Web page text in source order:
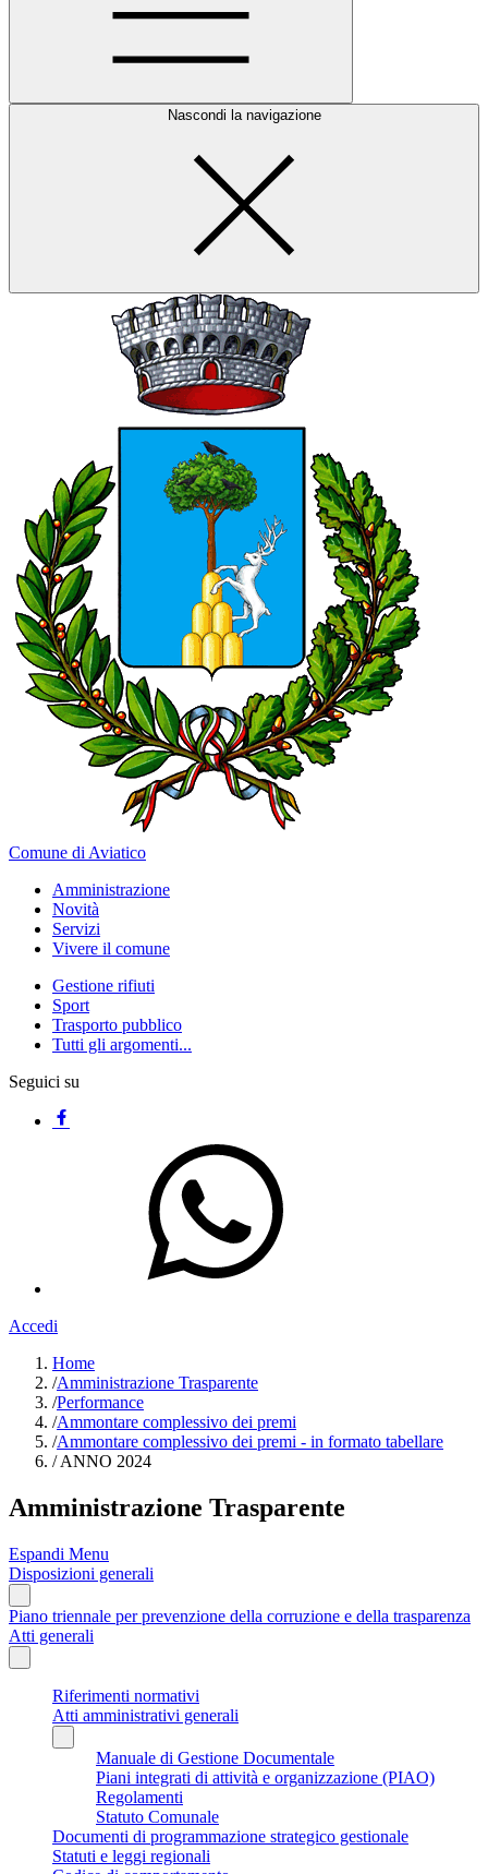
Nascondi la navigazione
Comune di Aviatico
Amministrazione
Novità
Servizi
Vivere il comune
Gestione rifiuti
Sport
Trasporto pubblico
Tutti gli argomenti...
Seguici su
Accedi
Home
/Amministrazione Trasparente
/Performance
/Ammontare complessivo dei premi
/Ammontare complessivo dei premi - in formato tabellare
/ANNO 2024
Amministrazione Trasparente
Espandi Menu
Disposizioni generali
Piano triennale per prevenzione della corruzione e della trasparenza
Atti generali
Riferimenti normativi
Atti amministrativi generali
Manuale di Gestione Documentale
Piani integrati di attività e organizzazione (PIAO)
Regolamenti
Statuto Comunale
Documenti di programmazione strategico gestionale
Statuti e leggi regionali